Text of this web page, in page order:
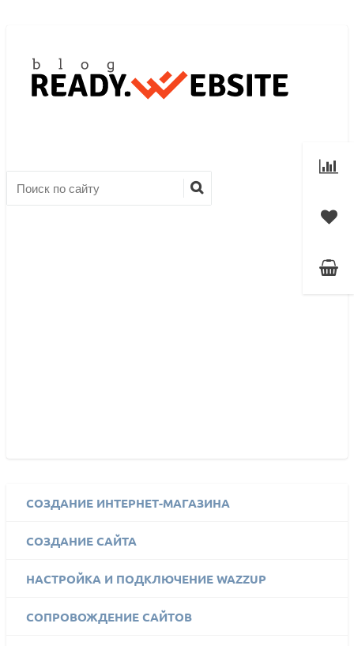
СОЗДАНИЕ ИНТЕРНЕТ-МАГАЗИНА
СОЗДАНИЕ САЙТА
НАСТРОЙКА И ПОДКЛЮЧЕНИЕ WAZZUP
СОПРОВОЖДЕНИЕ САЙТОВ